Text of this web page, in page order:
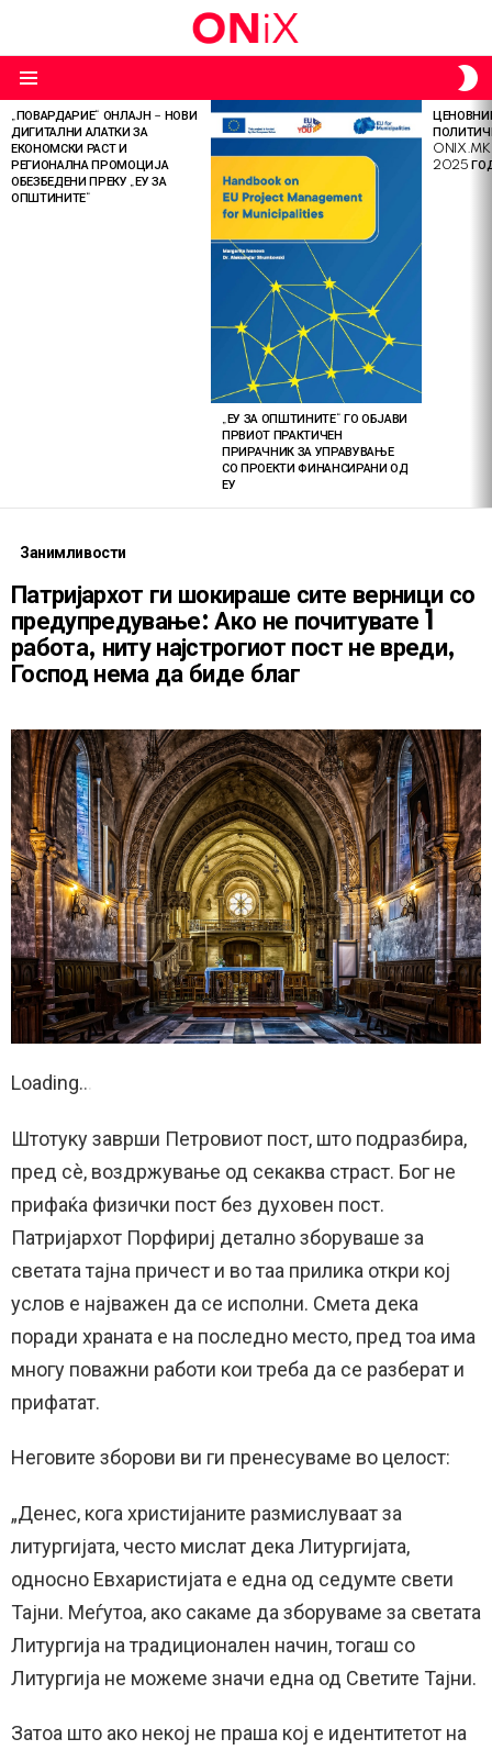
LATEST
STORIES
„ПОВАРДАРИЕ“ ОНЛАЈН – НОВИ
ДИГИТАЛНИ АЛАТКИ ЗА
ЕКОНОМСКИ РАСТ И
РЕГИОНАЛНА ПРОМОЦИЈА
ОБЕЗБЕДЕНИ ПРЕКУ „ЕУ ЗА
ОПШТИНИТЕ“
„ЕУ ЗА ОПШТИНИТЕ“ ГО ОБЈАВИ
ПРВИОТ ПРАКТИЧЕН
ПРИРАЧНИК ЗА УПРАВУВАЊЕ
СО ПРОЕКТИ ФИНАНСИРАНИ ОД
ЕУ
2025
Занимливости
Патријархот ги шокираше сите верници со
предупредување: Ако не почитувате 1
работа, ниту најстрогиот пост не вреди,
Господ нема да биде благ
Loading...
Штотуку заврши Петровиот пост, што подразбира,
пред сè, воздржување од секаква страст. Бог не
прифаќа физички пост без духовен пост.
Патријархот Порфириј детално зборуваше за
светата тајна причест и во таа прилика откри кој
услов е најважен да се исполни. Смета дека
поради храната е на последно место, пред тоа има
многу поважни работи кои треба да се разберат и
прифатат.
Неговите зборови ви ги пренесуваме во целост:
„Денес, кога христијаните размислуваат за
литургијата, често мислат дека Литургијата,
односно Евхаристијата е една од седумте свети
Тајни. Меѓутоа, ако сакаме да зборуваме за светата
Литургија на традиционален начин, тогаш со
Литургија не можеме значи една од Светите Тајни.
Затоа што ако некој не праша кој е идентитетот на